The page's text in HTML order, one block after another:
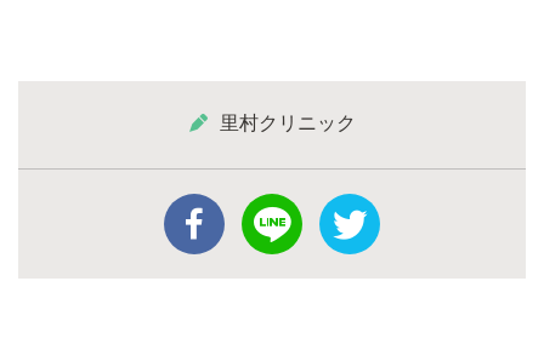
里村クリニック